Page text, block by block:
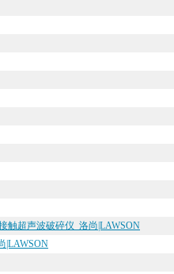
触超声波破碎仪_洛尚|LAWSON
|LAWSON